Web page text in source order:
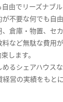
由でリーズナブル
不要な何でも自
倉庫・物置、セ
など無駄な費用
します。
るシェアハウス
営の実績をもと